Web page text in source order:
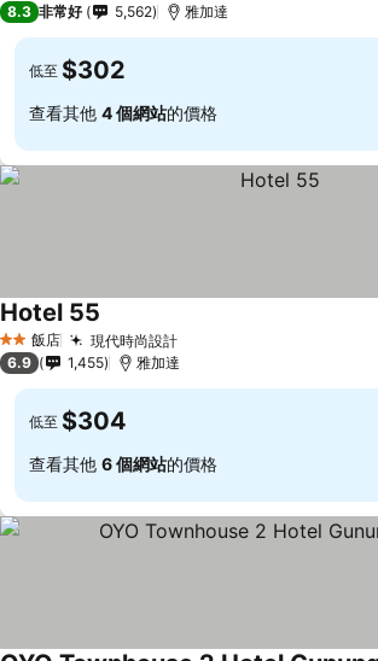
8.3 非常好 5,562 雅加達
低至 $302
查看其他 4 個網站的價格
2 星級飯店 現代時尚設計
Hotel 55
6.9 1,455 雅加達
低至 $304
查看其他 6 個網站的價格